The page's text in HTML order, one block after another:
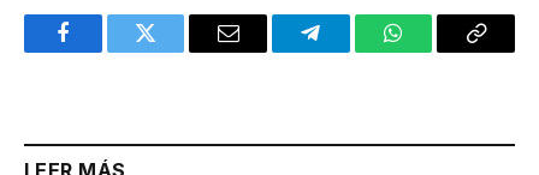
FacebookTwitter Email TelegramWhatsAppCopy
LEER MÁS